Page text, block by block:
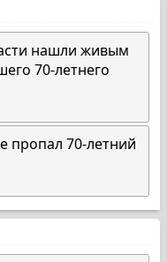
нашли живым
70-летнего
пропал 70-летний